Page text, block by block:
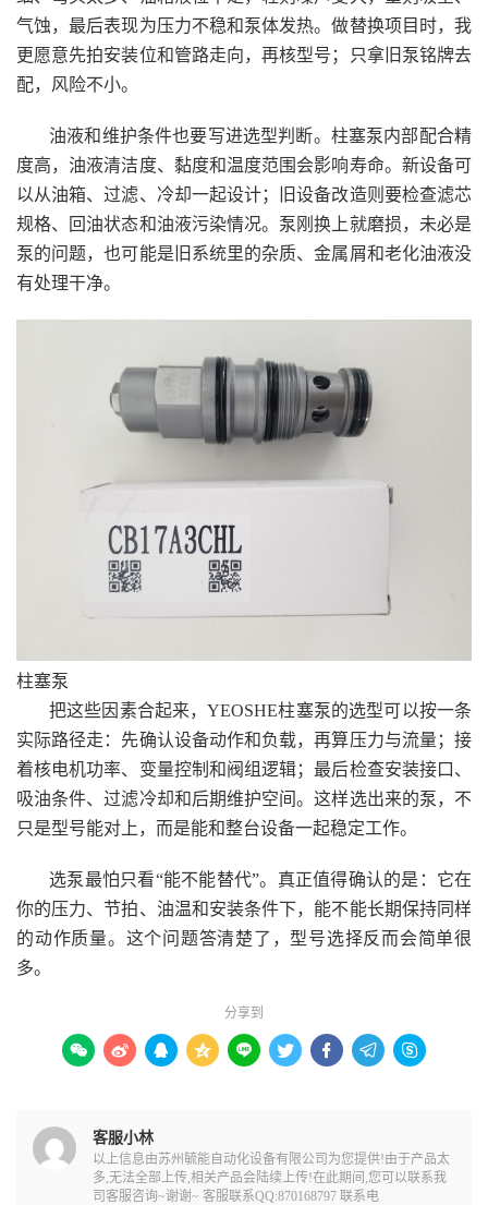
气蚀，最后表现为压力不稳和泵体发热。做替换项目时，我
更愿意先拍安装位和管路走向，再核型号；只拿旧泵铭牌去
配，风险不小。
油液和维护条件也要写进选型判断。柱塞泵内部配合精
度高，油液清洁度、黏度和温度范围会影响寿命。新设备可
以从油箱、过滤、冷却一起设计；旧设备改造则要检查滤芯
规格、回油状态和油液污染情况。泵刚换上就磨损，未必是
泵的问题，也可能是旧系统里的杂质、金属屑和老化油液没
有处理干净。
柱塞泵
把这些因素合起来，YEOSHE柱塞泵的选型可以按一条
实际路径走：先确认设备动作和负载，再算压力与流量；接
着核电机功率、变量控制和阀组逻辑；最后检查安装接口、
吸油条件、过滤冷却和后期维护空间。这样选出来的泵，不
只是型号能对上，而是能和整台设备一起稳定工作。
选泵最怕只看“能不能替代”。真正值得确认的是：它在
你的压力、节拍、油温和安装条件下，能不能长期保持同样
的动作质量。这个问题答清楚了，型号选择反而会简单很
多。
分享到
        
客服小林
以上信息由苏州毓能自动化设备有限公司为您提供!由于产品太
多,无法全部上传,相关产品会陆续上传!在此期间,您可以联系我
司客服咨询~谢谢~ 客服联系QQ:870168797 联系电